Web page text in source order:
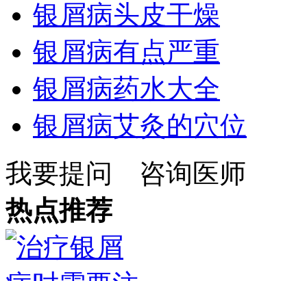
银屑病头皮干燥
银屑病有点严重
银屑病药水大全
银屑病艾灸的穴位
我要提问
咨询医师
热点推荐